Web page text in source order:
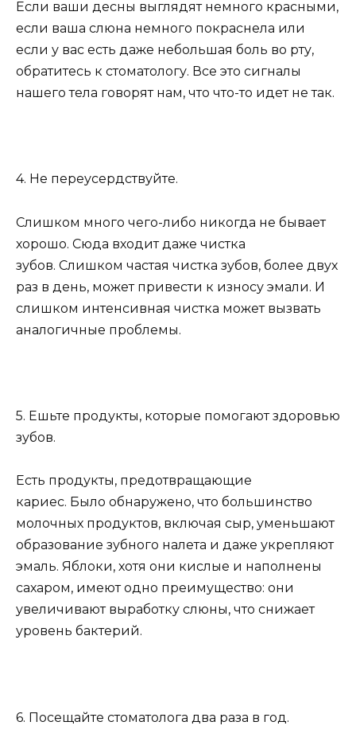
Если ваши десны выглядят немного красными,
если ваша слюна немного покраснела или
если у вас есть даже небольшая боль во рту,
обратитесь к стоматологу. Все это сигналы
нашего тела говорят нам, что что-то идет не так.
4. Не переусердствуйте.
Слишком много чего-либо никогда не бывает
хорошо. Сюда входит даже чистка
зубов. Слишком частая чистка зубов, более двух
раз в день, может привести к износу эмали. И
слишком интенсивная чистка может вызвать
аналогичные проблемы.
5. Ешьте продукты, которые помогают здоровью
зубов.
Есть продукты, предотвращающие
кариес. Было обнаружено, что большинство
молочных продуктов, включая сыр, уменьшают
образование зубного налета и даже укрепляют
эмаль. Яблоки, хотя они кислые и наполнены
сахаром, имеют одно преимущество: они
увеличивают выработку слюны, что снижает
уровень бактерий.
6. Посещайте стоматолога два раза в год.